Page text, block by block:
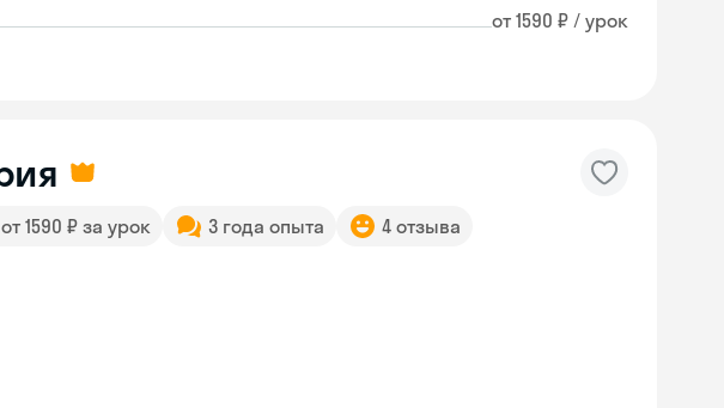
от 1590 ₽ / урок
от 1590 ₽ за урок 3 года опыта 4 отзыва